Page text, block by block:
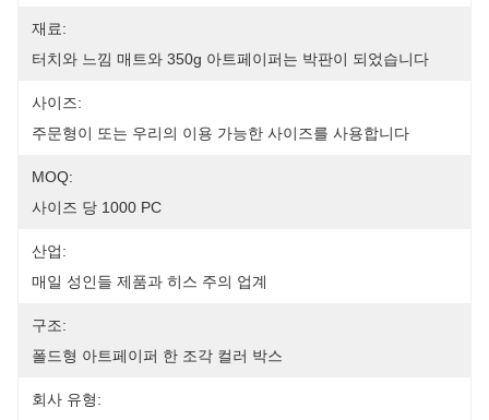
재료:
터치와 느낌 매트와 350g 아트페이퍼는 박판이 되었습니다
사이즈:
주문형이 또는 우리의 이용 가능한 사이즈를 사용합니다
MOQ:
사이즈 당 1000 PC
산업:
매일 성인들 제품과 히스 주의 업계
구조:
폴드형 아트페이퍼 한 조각 컬러 박스
회사 유형: